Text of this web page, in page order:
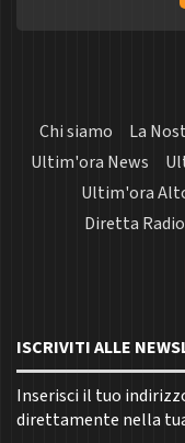
Chi siamo La
Ultim'ora News
Ultim'ora
Diretta Radio
ISCRIVITI ALLE
Inserisci il tuo
direttamente nella